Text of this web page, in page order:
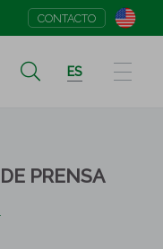
CONTACTO
ES
PRENSA